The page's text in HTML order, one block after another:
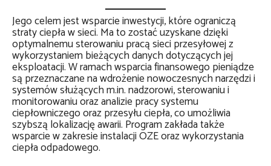
Jego celem jest wsparcie inwestycji, które ograniczą
straty ciepła w sieci. Ma to zostać uzyskane dzięki
optymalnemu sterowaniu pracą sieci przesyłowej z
wykorzystaniem bieżących danych dotyczących jej
eksploatacji. W ramach wsparcia finansowego pieniądze
są przeznaczane na wdrożenie nowoczesnych narzędzi i
systemów służących m.in. nadzorowi, sterowaniu i
monitorowaniu oraz analizie pracy systemu
ciepłowniczego oraz przesyłu ciepła, co umożliwia
szybszą lokalizację awarii. Program zakłada także
wsparcie w zakresie instalacji OZE oraz wykorzystania
ciepła odpadowego.